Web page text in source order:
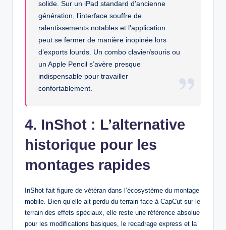
solide. Sur un iPad standard d’ancienne
génération, l’interface souffre de
ralentissements notables et l’application
peut se fermer de manière inopinée lors
d’exports lourds. Un combo clavier/souris ou
un Apple Pencil s’avère presque
indispensable pour travailler
confortablement.
4. InShot : L’alternative
historique pour les
montages rapides
InShot fait figure de vétéran dans l’écosystème du montage
mobile. Bien qu’elle ait perdu du terrain face à CapCut sur le
terrain des effets spéciaux, elle reste une référence absolue
pour les modifications basiques, le recadrage express et la